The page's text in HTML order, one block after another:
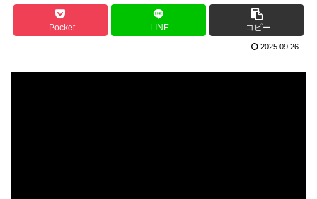
Pocket LINE コピー
2025.09.26